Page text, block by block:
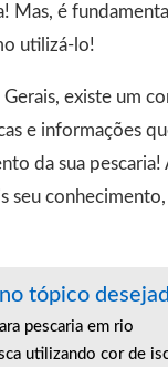
Mas, é
utilizá-lo!
existe um
e informações
da sua pescaria!
seu
tópico
pescaria em rio
utilizando cor de